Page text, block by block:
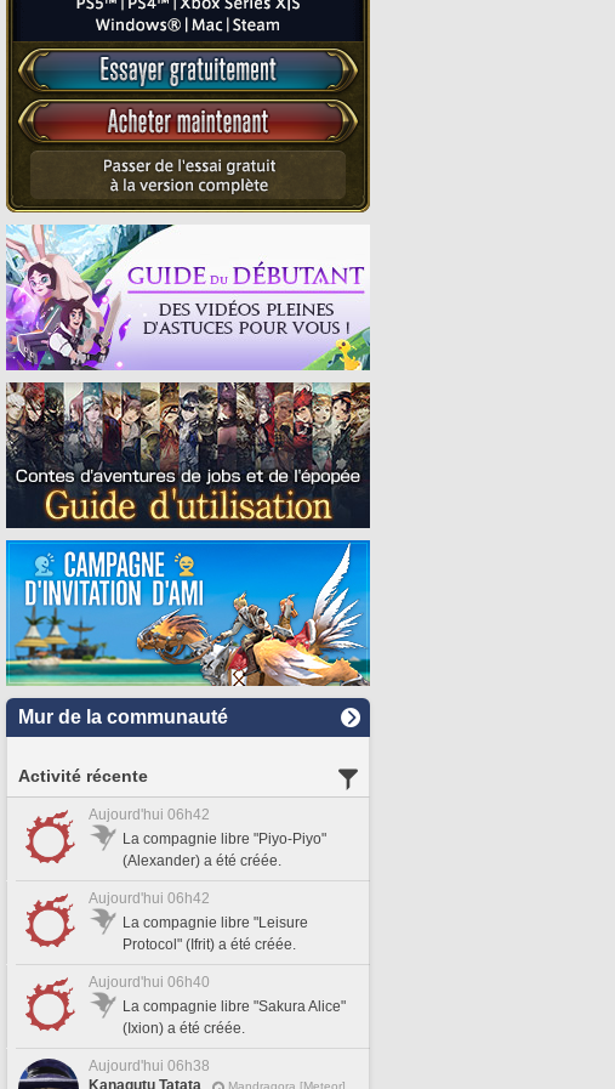
Mur de la communauté
Activité récente
Aujourd'hui 06h42
La compagnie libre "Piyo-Piyo"
(Alexander) a été créée.
Aujourd'hui 06h42
La compagnie libre "Leisure
Protocol" (Ifrit) a été créée.
Aujourd'hui 06h40
La compagnie libre "Sakura Alice"
(Ixion) a été créée.
Aujourd'hui 06h38
Kanagutu Tatata
Mandragora [Meteor]